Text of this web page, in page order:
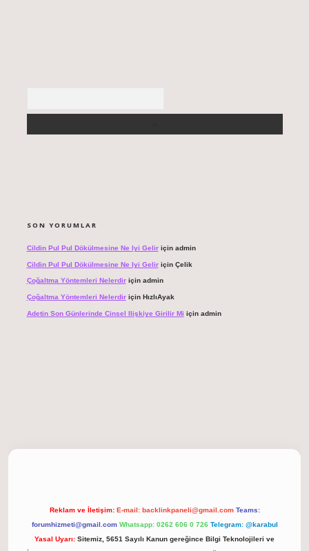
SON YORUMLAR
Cildin Pul Pul Dökülmesine Ne Iyi Geliriçin admin
Cildin Pul Pul Dökülmesine Ne Iyi Geliriçin Çelik
Çoğaltma Yöntemleri Nelerdiriçin admin
Çoğaltma Yöntemleri Nelerdiriçin HızlıAyak
Adetin Son Günlerinde Cinsel Ilişkiye Girilir Mi için admin
Reklam ve İletişim: E-mail: backlinkpaneli@gmail.com Teams:
forumhizmeti@gmail.com Whatsapp: 0262 606 0 726 Telegram: @karabul
Yasal Uyarı: Sitemiz, 5651 Sayılı Kanun gereğince Bilgi Teknolojileri ve